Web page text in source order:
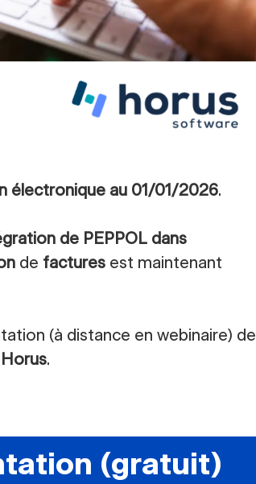
électronique au 01/01/2026.
de PEPPOL dans
de factures est maintenant
(à distance en webinaire) de
Horus.
(gratuit)